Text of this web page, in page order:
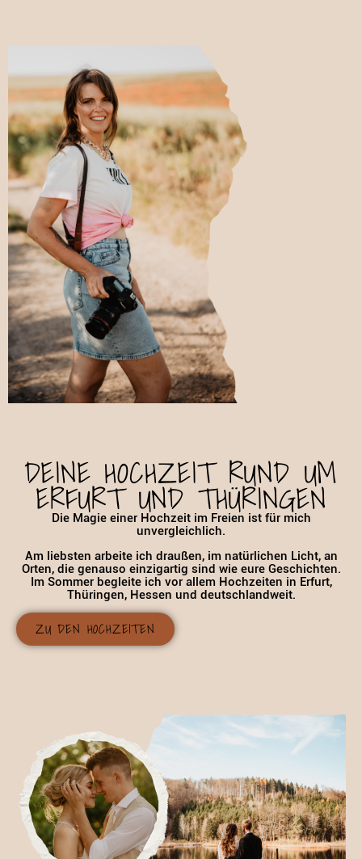
DEINE HOCHZEIT RUND UM
ERFURT UND THÜRINGEN
Die Magie einer Hochzeit im Freien ist für mich
unvergleichlich.
Am liebsten arbeite ich draußen, im natürlichen Licht, an
Orten, die genauso einzigartig sind wie eure Geschichten.
Im Sommer begleite ich vor allem Hochzeiten in Erfurt,
Thüringen, Hessen und deutschlandweit.
ZU DEN HOCHZEITEN